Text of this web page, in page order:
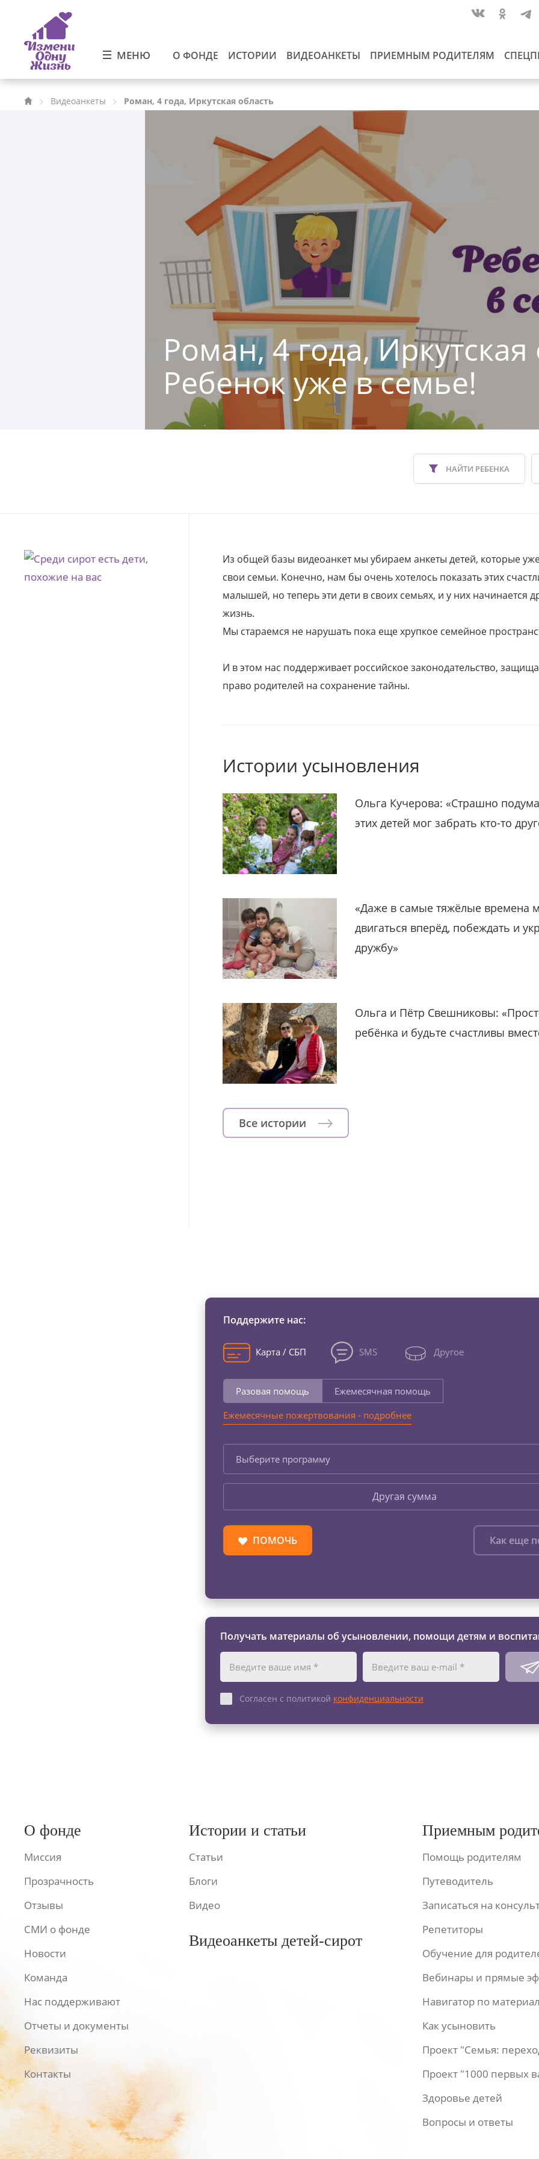
МЕНЮ О ФОНДЕ ИСТОРИИ ВИДЕОАНКЕТЫ ПРИЕМНЫМ РОДИТЕЛЯМ
Видеоанкеты Роман, 4 года, Иркутская область
Роман, 4 года, Иркутская
Ребенок уже в семье!
НАЙТИ РЕБЕНКА
Из общей базы видеоанкет мы убираем анкеты детей, которые
свои семьи. Конечно, нам бы очень хотелось показать этих
малышей, но теперь эти дети в своих семьях, и у них начинается
жизнь.
Мы стараемся не нарушать пока еще хрупкое семейное
И в этом нас поддерживает российское законодательство,
право родителей на сохранение тайны.
Истории усыновления
Ольга Кучерова: «Страшно
этих детей мог забрать кто-то
«Даже в самые тяжёлые времена
двигаться вперёд, побеждать и
дружбу»
Ольга и Пётр Свешниковы:
ребёнка и будьте счастливы
Все истории
Поддержите нас:
Карта / СБП SMS Другое
Разовая помощь
Ежемесячная помощь
Ежемесячные пожертвования - подробнее
Выберите программу
Другая сумма
ПОМОЧЬ Как еще
Получать материалы об усыновлении, помощи детям и
Согласен с политикой конфиденциальности
О фонде
Миссия
Прозрачность
Отзывы
СМИ о фонде
Новости
Команда
Нас поддерживают
Отчеты и документы
Реквизиты
Контакты
Истории и статьи
Статьи
Блоги
Видео
Видеоанкеты детей-сирот
Приемным
Помощь родителям
Путеводитель
Записаться на
Репетиторы
Обучение для
Вебинары и прямые
Навигатор по
Как усыновить
Проект "Семья:
Проект "1000 первых
Здоровье детей
Вопросы и ответы